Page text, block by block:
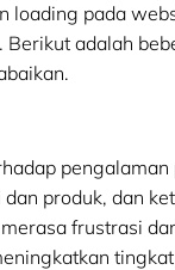
loading pada
adalah
produk, dan
frustrasi